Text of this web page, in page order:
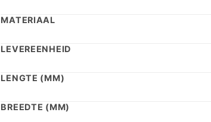
MATERIAAL
LEVEREENHEID
LENGTE (MM)
BREEDTE (MM)